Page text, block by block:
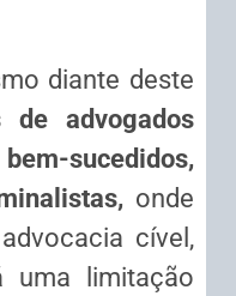
diante deste
de advogados
sucedidos,
onde
cível,
uma limitação